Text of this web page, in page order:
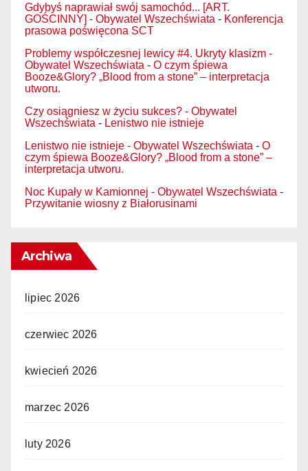
Gdybyś naprawiał swój samochód... [ART.
GOŚCINNY] - Obywatel Wszechświata - Konferencja
prasowa poświęcona SCT
Problemy współczesnej lewicy #4. Ukryty klasizm -
Obywatel Wszechświata - O czym śpiewa
Booze&Glory? „Blood from a stone” – interpretacja
utworu.
Czy osiągniesz w życiu sukces? - Obywatel
Wszechświata - Lenistwo nie istnieje
Lenistwo nie istnieje - Obywatel Wszechświata - O
czym śpiewa Booze&Glory? „Blood from a stone” –
interpretacja utworu.
Noc Kupały w Kamionnej - Obywatel Wszechświata -
Przywitanie wiosny z Białorusinami
Archiwa
lipiec 2026
czerwiec 2026
kwiecień 2026
marzec 2026
luty 2026